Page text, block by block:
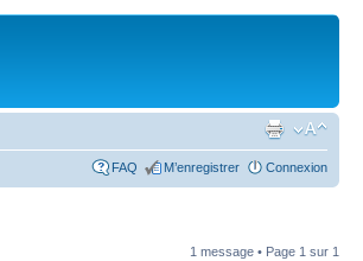
FAQ M’enregistrer Connexion
1 message • Page 1 sur 1